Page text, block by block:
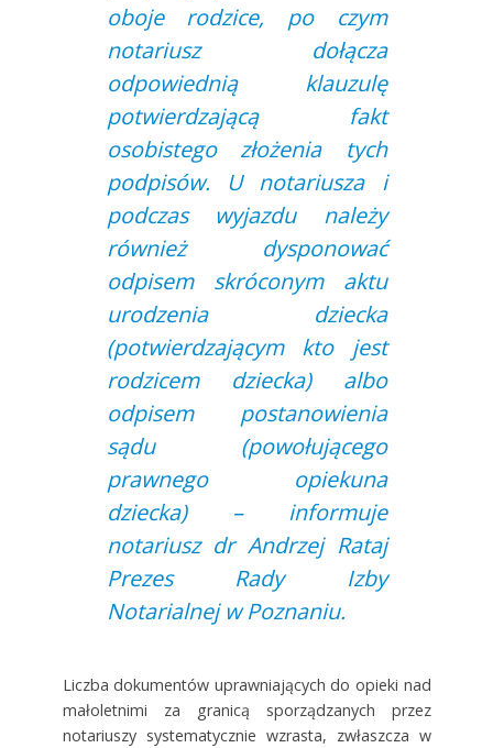
oboje rodzice, po czym
notariusz dołącza
odpowiednią klauzulę
potwierdzającą fakt
osobistego złożenia tych
podpisów. U notariusza i
podczas wyjazdu należy
również dysponować
odpisem skróconym aktu
urodzenia dziecka
(potwierdzającym kto jest
rodzicem dziecka) albo
odpisem postanowienia
sądu (powołującego
prawnego opiekuna
dziecka) – informuje
notariusz dr Andrzej Rataj
Prezes Rady Izby
Notarialnej w Poznaniu.
Liczba dokumentów uprawniających do opieki nad
małoletnimi za granicą sporządzanych przez
notariuszy systematycznie wzrasta, zwłaszcza w